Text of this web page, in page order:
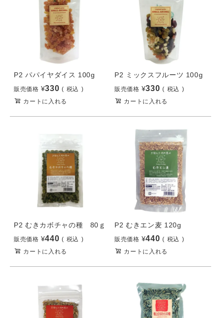
P2 パパイヤダイス 100g
販売価格 ¥330
税込
カートに入れる
P2 ミックスフルーツ 100g
販売価格 ¥330
税込
カートに入れる
P2 むきカボチャの種 80ｇ
販売価格 ¥440
税込
カートに入れる
P2 むきエン麦 120g
販売価格 ¥440
税込
カートに入れる